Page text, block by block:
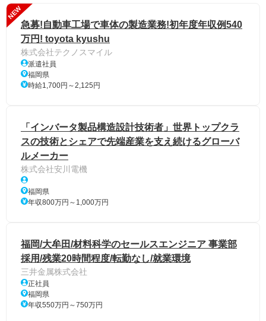
NEW
急募!自動車工場で車体の製造業務!初年度年収例540
万円! toyota kyushu
株式会社テクノスマイル
派遣社員
福岡県
時給1,700円～2,125円
「インバータ製品構造設計技術者」世界トップクラ
スの技術とシェアで先端産業を支え続けるグローバ
ルメーカー
株式会社安川電機
福岡県
年収800万円～1,000万円
福岡/大牟田/材料科学のセールスエンジニア 事業部
採用/残業20時間程度/転勤なし/就業環境
三井金属株式会社
正社員
福岡県
年収550万円～750万円